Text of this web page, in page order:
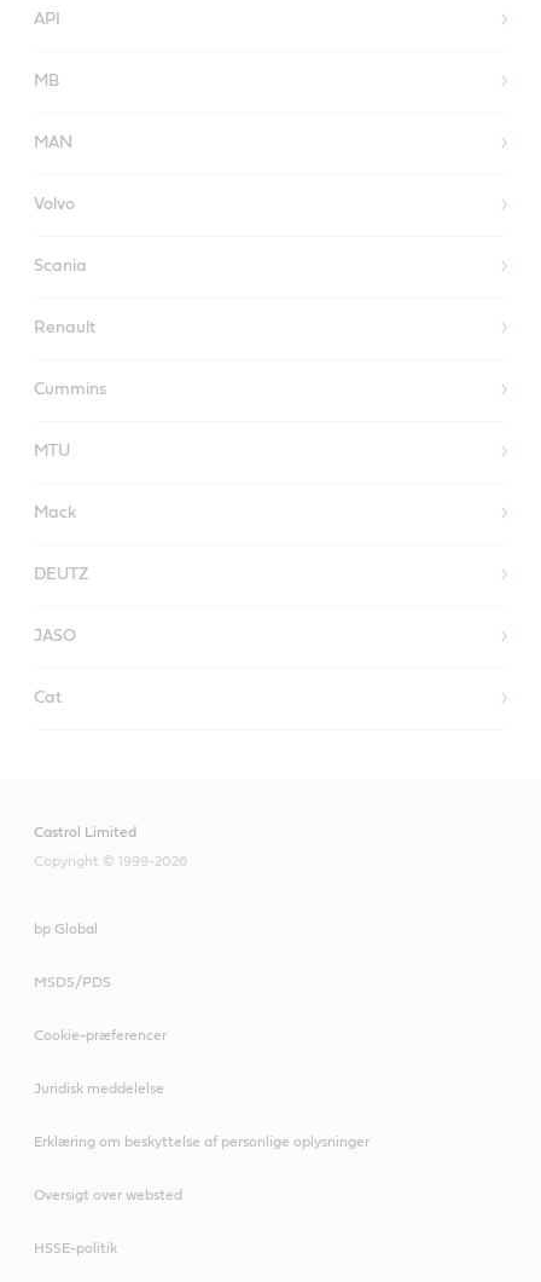
API
MB
MAN
Volvo
Scania
Renault
Cummins
MTU
Mack
DEUTZ
JASO
Cat
Castrol Limited
Copyright © 1999-2026
bp Global
MSDS/PDS
Cookie-præferencer
Juridisk meddelelse
Erklæring om beskyttelse af personlige oplysninger
Oversigt over websted
HSSE-politik